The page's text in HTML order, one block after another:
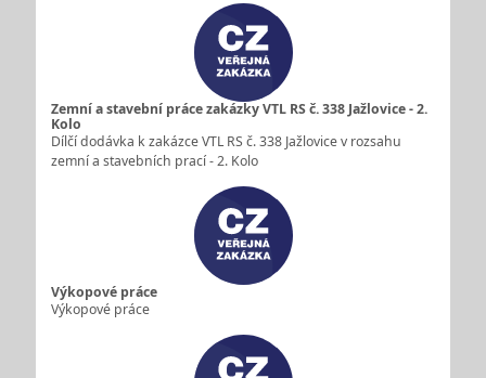
Zemní a stavební práce zakázky VTL RS č. 338 Jažlovice - 2.
Kolo
Dílčí dodávka k zakázce VTL RS č. 338 Jažlovice v rozsahu
zemní a stavebních prací - 2. Kolo
Výkopové práce
Výkopové práce